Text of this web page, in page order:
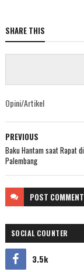
SHARE THIS
Opini/Artikel
PREVIOUS
Baku Hantam saat Rapat
Palembang
POST COMMENT
SOCIAL COUNTER
3.5k